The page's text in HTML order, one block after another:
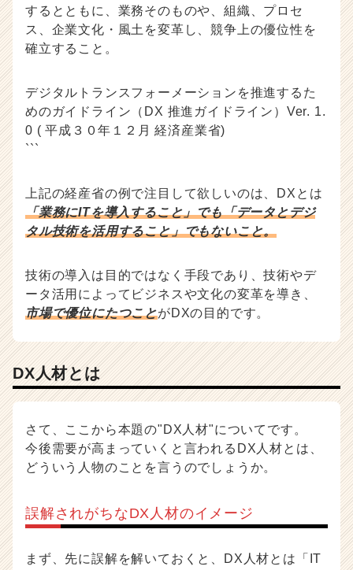
ト
チ
リ
ア
（C
r
C
a
r
e
r）
するとともに、業務そのものや、組織、プロセ
ス、企業文化・風土を変革し、競争上の優位性を
確立すること。
デジタルトランスフォーメーションを推進するた
めのガイドライン（DX 推進ガイドライン）Ver. 1.
0 ( 平成３０年１２月 経済産業省)
```
上記の経産省の例で注目して欲しいのは、DXとは
「業務にITを導入すること」でも「データとデジ
タル技術を活用すること」でもないこと。
技術の導入は目的ではなく手段であり、技術やデ
ータ活用によってビジネスや文化の変革を導き、
市場で優位にたつことがDXの目的です。
DX人材とは
さて、ここから本題の"DX人材"についてです。
今後需要が高まっていくと言われるDX人材とは、
どういう人物のことを言うのでしょうか。
誤解されがちなDX人材のイメージ
まず、先に誤解を解いておくと、DX人材とは「IT